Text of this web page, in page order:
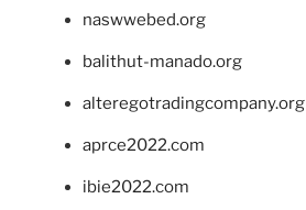
naswwebed.org
balithut-manado.org
alteregotradingcompany.org
aprce2022.com
ibie2022.com